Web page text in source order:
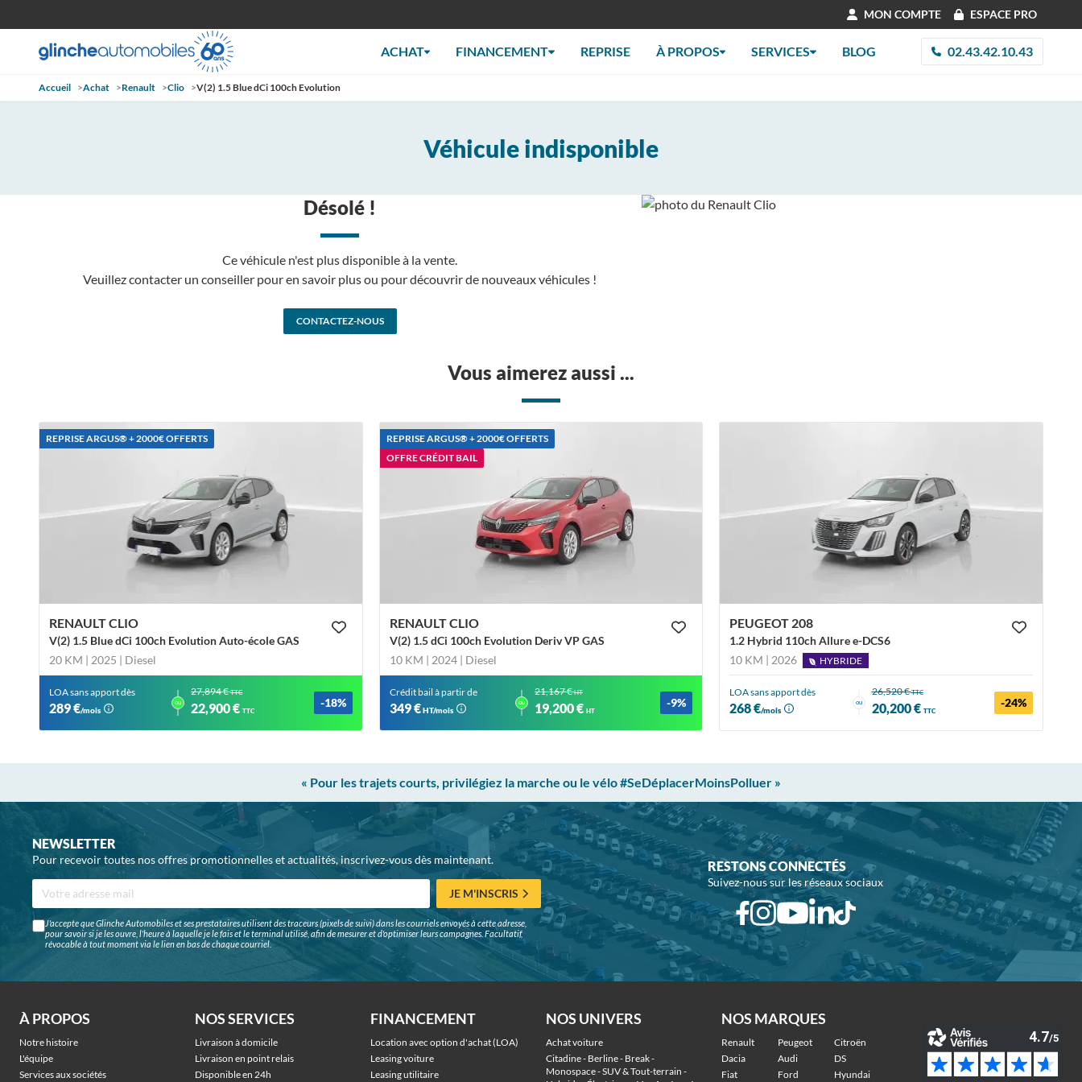
MON COMPTE ESPACE PRO
ACHAT FINANCEMENT REPRISE À PROPOS SERVICES BLOG 02.43.42.10.43
Accueil >Achat >Renault >Clio >V(2) 1.5 Blue dCi 100ch Evolution
Véhicule indisponible
Désolé !
Ce véhicule n'est plus disponible à la vente.
Veuillez contacter un conseiller pour en savoir plus ou pour découvrir de nouveaux véhicules !
CONTACTEZ-NOUS
Vous aimerez aussi ...
REPRISE ARGUS®️ + 2000€ OFFERTS
RENAULT CLIO
V(2) 1.5 Blue dCi 100ch Evolution Auto-école GAS
20 KM | 2025 | Diesel
LOA sans apport dès
289 €/mois
ou
27,894 €TTC
22,900 €TTC
-18%
REPRISE ARGUS®️ + 2000€ OFFERTS
OFFRE CRÉDIT BAIL
RENAULT CLIO
V(2) 1.5 dCi 100ch Evolution Deriv VP GAS
10 KM | 2024 | Diesel
Crédit bail à partir de
349 €HT/mois
ou
21,167 €HT
19,200 € HT
-9%
PEUGEOT 208
1.2 Hybrid 110ch Allure e-DCS6
10 KM | 2026
HYBRIDE
LOA sans apport dès
268 €/mois
ou
26,520 €TTC
20,200 € TTC
-24%
« Pour les trajets courts, privilégiez la marche ou le vélo #SeDéplacerMoinsPolluer »
NEWSLETTER
Pour recevoir toutes nos offres promotionnelles et actualités, inscrivez-vous dès maintenant.
JE M'INSCRIS
J'accepte que Glinche Automobiles et ses prestataires utilisent des traceurs (pixels de suivi) dans les courriels envoyés à cette adresse,
pour savoir si je les ouvre, l'heure à laquelle je le fais et le terminal utilisé, afin de mesurer et d'optimiser leurs campagnes. Facultatif,
révocable à tout moment via le lien en bas de chaque courriel.
RESTONS CONNECTÉS
Suivez-nous sur les réseaux sociaux
À PROPOS
Notre histoire
L'équipe
Services aux sociétés
NOS SERVICES
Livraison à domicile
Livraison en point relais
Disponible en 24h
FINANCEMENT
Location avec option d'achat (LOA)
Leasing voiture
Leasing utilitaire
NOS UNIVERS
Achat voiture
Citadine - Berline - Break -
Monospace - SUV & Tout-terrain -
NOS MARQUES
Renault Peugeot
Citroën
Dacia
Audi
DS
Fiat
Ford Hyundai